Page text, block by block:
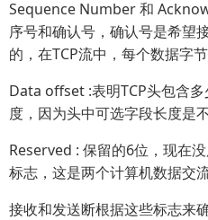
Sequence Number 和
序号和确认号，确认号是希望
的，在TCP流中，每个数据字节
Data offset :表明TCP头包含
度，因为头中可选字段长度是不
Reserved : 保留的6位，现在
标志，这是两个计算机数据交
接收和发送断根据这些标志来